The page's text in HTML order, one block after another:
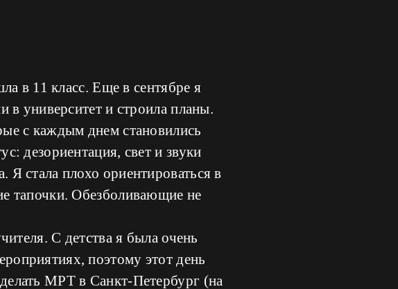
в 11 класс. Еще в сентябре я
в университет и строила планы.
с каждым днем становились
дезориентация, свет и звуки
стала плохо ориентироваться в
тапочки. Обезболивающие не
С детства я была очень
поэтому этот день
МРТ в Санкт-Петербург (на